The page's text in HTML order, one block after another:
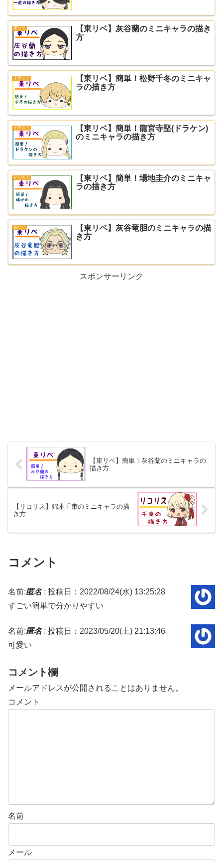
東リベ
【東リベ】灰谷蘭のミニキャラの描き
方
イラスト
【東リベ】簡単！松野千冬のミニキャ
ラの描き方
イラスト
【東リベ】簡単！龍宮寺堅(ドラケン)
のミニキャラの描き方
イラスト
【東リベ】簡単！場地圭介のミニキャ
ラの描き方
東リベ
【東リベ】灰谷竜胆のミニキャラの描
き方
スポンサーリンク
【東リベ】簡単！灰谷蘭のミニキャラの
描き方
【リコリス】錦木千束のミニキャラの描
き方
コメント
名前:匿名: 投稿日：2022/08/24(水) 13:25:28
すごい簡単で分かりやすい
名前:匿名: 投稿日：2023/05/20(土) 21:13:46
可愛い
コメント欄
メールアドレスが公開されることはありません。
コメント
名前
メール